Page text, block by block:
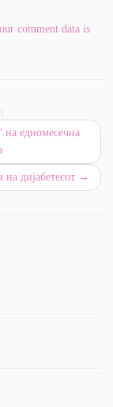
comment data is
едномесечна
дијабетесот →